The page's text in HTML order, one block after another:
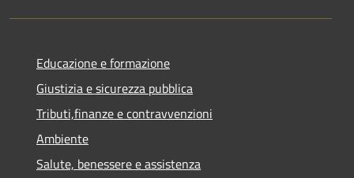
Educazione e formazione
Giustizia e sicurezza pubblica
Tributi,finanze e contravvenzioni
Ambiente
Salute, benessere e assistenza